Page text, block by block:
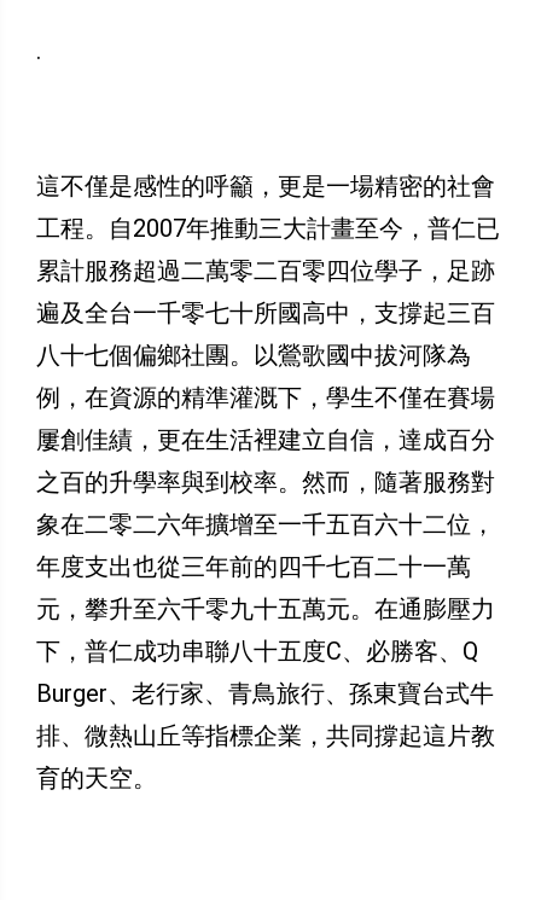
.
​這不僅是感性的呼籲，更是一場精密的社會
工程。自2007年推動三大計畫至今，普仁已
累計服務超過二萬零二百零四位學子，足跡
遍及全台一千零七十所國高中，支撐起三百
八十七個偏鄉社團。以鶯歌國中拔河隊為
例，在資源的精準灌溉下，學生不僅在賽場
屢創佳績，更在生活裡建立自信，達成百分
之百的升學率與到校率。然而，隨著服務對
象在二零二六年擴增至一千五百六十二位，
年度支出也從三年前的四千七百二十一萬
元，攀升至六千零九十五萬元。在通膨壓力
下，普仁成功串聯八十五度C、必勝客、Q
Burger、老行家、青鳥旅行、孫東寶台式牛
排、微熱山丘等指標企業，共同撐起這片教
育的天空。